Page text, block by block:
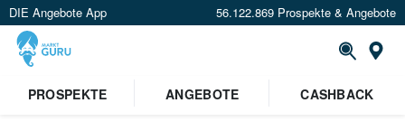
DIE Angebote App 56.122.869 Prospekte & Angebote
PROSPEKTE ANGEBOTE CASHBACK